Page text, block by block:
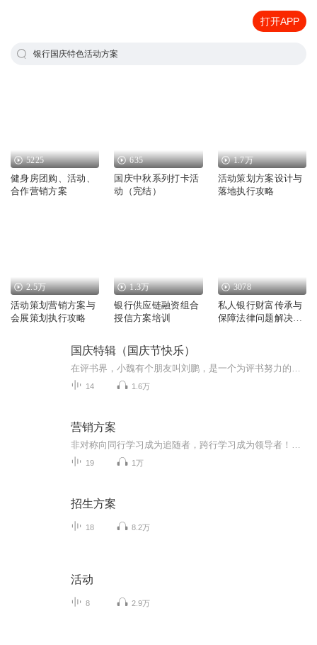
打开APP
银行国庆特色活动方案
5225
健身房团购、活动、
合作营销方案
635
国庆中秋系列打卡活
动（完结）
1.7万
活动策划方案设计与
落地执行攻略
2.5万
活动策划营销方案与
会展策划执行攻略
1.3万
银行供应链融资组合
授信方案培训
3078
私人银行财富传承与
保障法律问题解决方
国庆特辑（国庆节快乐）
14 1.6万
营销方案
19 1万
招生方案
18 8.2万
活动
8 2.9万